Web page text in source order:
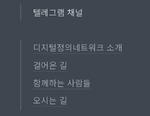
텔레그램 채널
디지털정의네트워크 소개
걸어온 길
함께하는 사람들
오시는 길